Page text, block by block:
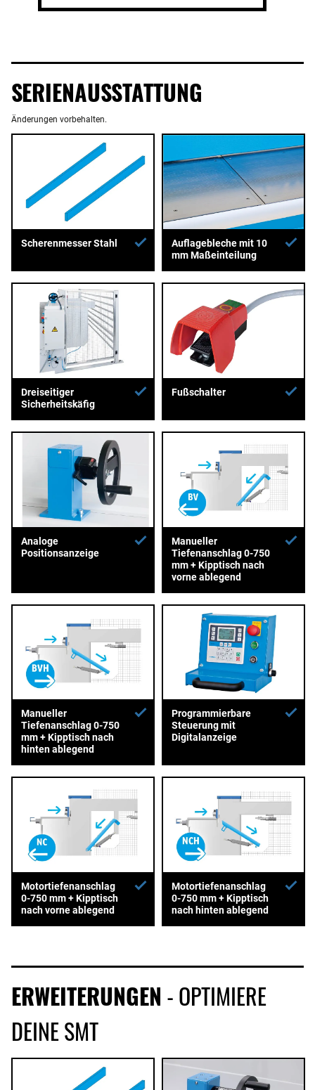
SERIENAUSSTATTUNG
Änderungen vorbehalten.
Scherenmesser Stahl
Auflagebleche mit 10
mm Maßeinteilung
Dreiseitiger
Sicherheitskäfig
Fußschalter
Analoge
Positionsanzeige
Manueller
Tiefenanschlag 0-750
mm + Kipptisch nach
vorne ablegend
Manueller
Tiefenanschlag 0-750
mm + Kipptisch nach
hinten ablegend
Programmierbare
Steuerung mit
Digitalanzeige
Motortiefenanschlag
0-750 mm + Kipptisch
nach vorne ablegend
Motortiefenanschlag
0-750 mm + Kipptisch
nach hinten ablegend
ERWEITERUNGEN - OPTIMIERE
DEINE SMT